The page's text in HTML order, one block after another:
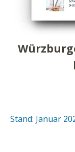
Stand: Januar